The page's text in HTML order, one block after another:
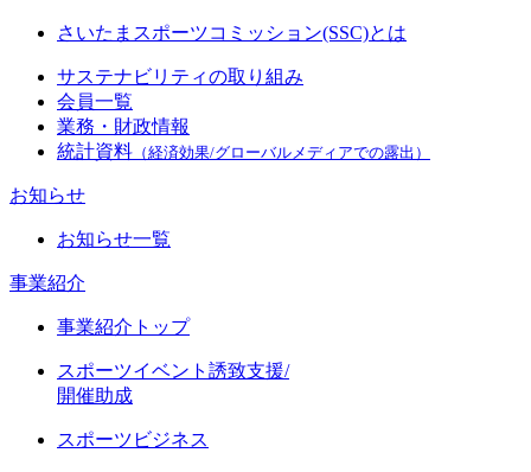
さいたまスポーツコミッション(SSC)とは
サステナビリティの取り組み
会員一覧
業務・財政情報
統計資料 （経済効果/グローバルメディアでの露出）
お知らせ
お知らせ一覧
事業紹介
事業紹介トップ
スポーツイベント誘致支援/
開催助成
スポーツビジネス